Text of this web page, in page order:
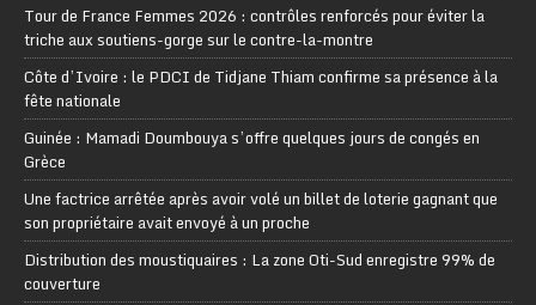
Tour de France Femmes 2026 : contrôles renforcés pour éviter la
triche aux soutiens-gorge sur le contre-la-montre
Côte d’Ivoire : le PDCI de Tidjane Thiam confirme sa présence à la
fête nationale
Guinée : Mamadi Doumbouya s’offre quelques jours de congés en
Grèce
Une factrice arrêtée après avoir volé un billet de loterie gagnant que
son propriétaire avait envoyé à un proche
Distribution des moustiquaires : La zone Oti-Sud enregistre 99% de
couverture